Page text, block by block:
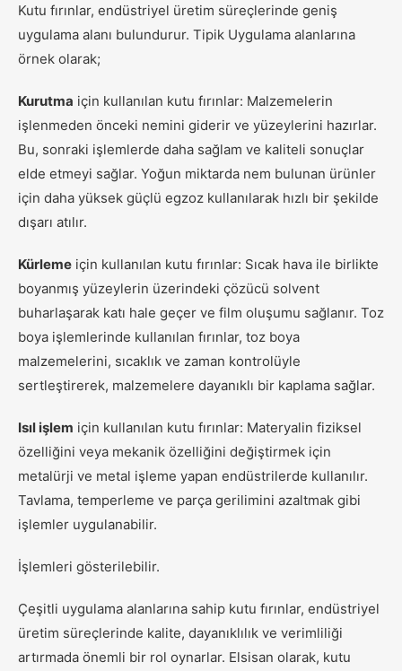
Kutu fırınlar, endüstriyel üretim süreçlerinde geniş
uygulama alanı bulundurur. Tipik Uygulama alanlarına
örnek olarak;
Kurutma için kullanılan kutu fırınlar: Malzemelerin
işlenmeden önceki nemini giderir ve yüzeylerini hazırlar.
Bu, sonraki işlemlerde daha sağlam ve kaliteli sonuçlar
elde etmeyi sağlar. Yoğun miktarda nem bulunan ürünler
için daha yüksek güçlü egzoz kullanılarak hızlı bir şekilde
dışarı atılır.
Kürleme için kullanılan kutu fırınlar: Sıcak hava ile birlikte
boyanmış yüzeylerin üzerindeki çözücü solvent
buharlaşarak katı hale geçer ve film oluşumu sağlanır. Toz
boya işlemlerinde kullanılan fırınlar, toz boya
malzemelerini, sıcaklık ve zaman kontrolüyle
sertleştirerek, malzemelere dayanıklı bir kaplama sağlar.
Isıl işlem için kullanılan kutu fırınlar: Materyalin fiziksel
özelliğini veya mekanik özelliğini değiştirmek için
metalürji ve metal işleme yapan endüstrilerde kullanılır.
Tavlama, temperleme ve parça gerilimini azaltmak gibi
işlemler uygulanabilir.
İşlemleri gösterilebilir.
Çeşitli uygulama alanlarına sahip kutu fırınlar, endüstriyel
üretim süreçlerinde kalite, dayanıklılık ve verimliliği
artırmada önemli bir rol oynarlar. Elsisan olarak, kutu